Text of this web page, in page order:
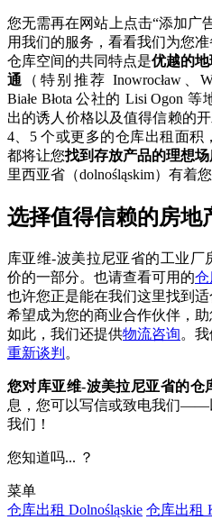
您无需再在网站上点击“添加广
用我们的服务，看看我们为您
仓库空间的共同特点是优越的
通
（特别推荐 Inowrocław、
Białe Błota 公社的 Lisi Ogon
出的诱人价格以及值得信赖的
4、5 个或更多的仓库出租面积
都将让您找到存放产品的理想场
里西亚省（dolnośląskim）有着
选择值得信赖的房地
库亚维-波美拉尼亚省的工业厂
价的一部分。也请查看可用的仓
也许您正是能在我们这里找到
希望成为您的商业合作伙伴，
如此，我们还提供物流咨询。
重新谈判 。
您对库亚维-波美拉尼亚省的仓
息，您可以写信或致电我们——
我们！
您知道吗... ？
菜单
仓库出租 Dolnośląskie 仓库出租